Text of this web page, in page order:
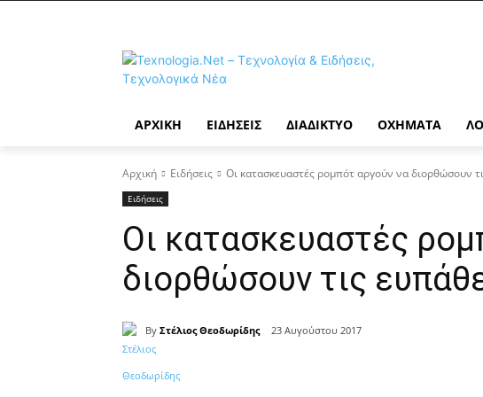
ΑΡΧΙΚΉ ΕΙΔΉΣΕΙΣ ΔΙΑΔΊΚΤΥΟ ΟΧΉΜΑΤΑ
Αρχική Ειδήσεις Οι κατασκευαστές ρομπότ αργούν να διορθώσουν
Ειδήσεις
Οι κατασκευαστές
διορθώσουν τις
By Στέλιος Θεοδωρίδης 23 Αυγούστου 2017
Κοινοποίηση